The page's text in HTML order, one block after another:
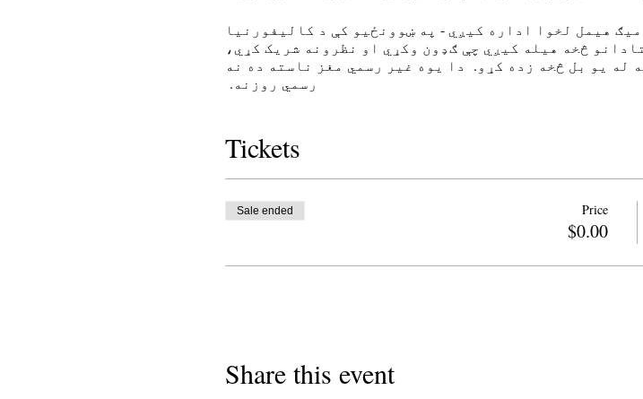
هیمل لخوا اداره کیږي - په ښوونځیو کې د کالیفورنیا
څخه هیله کیږي چې ګډون وکړي او نظرونه شریک کړي،
له یو بل څخه زده کړو. دا یوه غیر رسمي مغز ناسته ده نه
رسمي روزنه.
Tickets
Price
$0.00
Sale ended
Share this event